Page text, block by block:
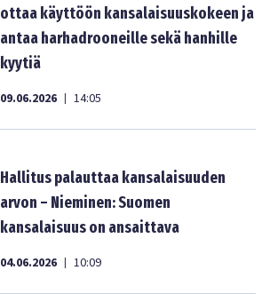
ottaa käyttöön kansalaisuuskokeen ja
antaa harhadrooneille sekä hanhille
kyytiä
09.06.2026 | 14:05
Hallitus palauttaa kansalaisuuden
arvon – Nieminen: Suomen
kansalaisuus on ansaittava
04.06.2026 | 10:09